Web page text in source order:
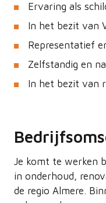
Ervaring als
In het bezit van
Representatief
Zelfstandig en
In het bezit van
Je komt te werken
in onderhoud,
de regio Almere.